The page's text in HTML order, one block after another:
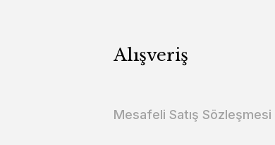
Alışveriş
Mesafeli Satış Sözleşmesi